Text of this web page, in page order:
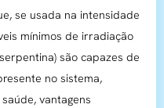
se usada na intensidade
mínimos de irradiação
são capazes de
no sistema,
vantagens